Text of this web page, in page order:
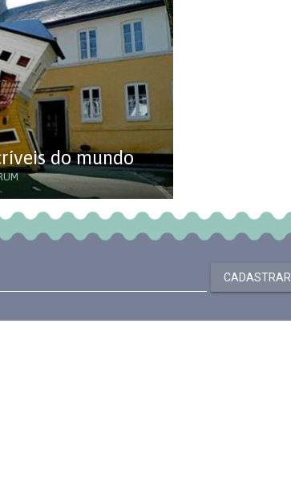
do mundo
CADASTRAR